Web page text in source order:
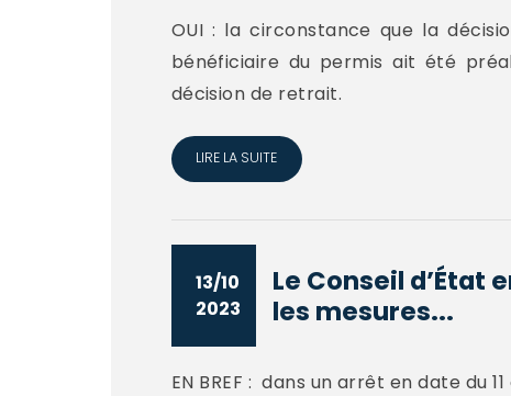
OUI : la circonstance que la
bénéficiaire du permis ait été
décision de retrait.
LIRE LA SUITE
13/10
2023
Le Conseil
les mesures...
EN BREF : dans un arrêt en date du